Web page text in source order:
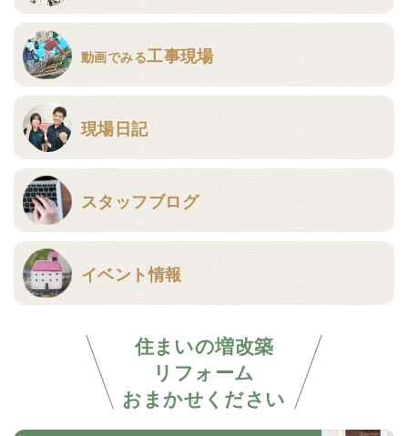
動画でみる工事現場
現場日記
スタッフブログ
イベント情報
住まいの増改築
リフォーム
おまかせください